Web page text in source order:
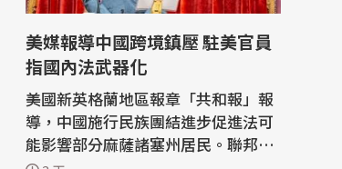
美媒報導中國跨境鎮壓 駐美官員
指國內法武器化
美國新英格蘭地區報章「共和報」報
導，中國施行民族團結進步促進法可
能影響部分麻薩諸塞州居民。聯邦眾